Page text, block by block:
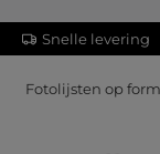
Snelle levering
Fotolijsten op